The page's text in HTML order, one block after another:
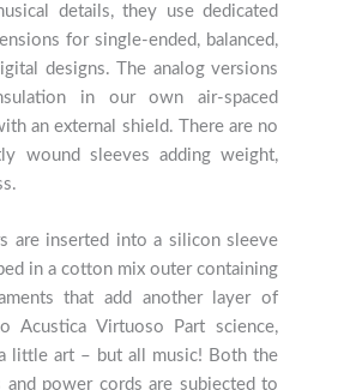
details, they use dedicated
for single-ended, balanced,
designs. The analog versions
in our own air-spaced
an external shield. There are no
wound sleeves adding weight,
are inserted into a silicon sleeve
in a cotton mix outer containing
that add another layer of
Acustica Virtuoso Part science,
little art – but all music! Both the
and power cords are subjected to